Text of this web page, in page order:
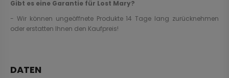
Gibt es eine Garantie für Lost Mary?
- Wir können ungeöffnete Produkte 14 Tage lang zurücknehmen
oder erstatten Ihnen den Kaufpreis!
DATEN